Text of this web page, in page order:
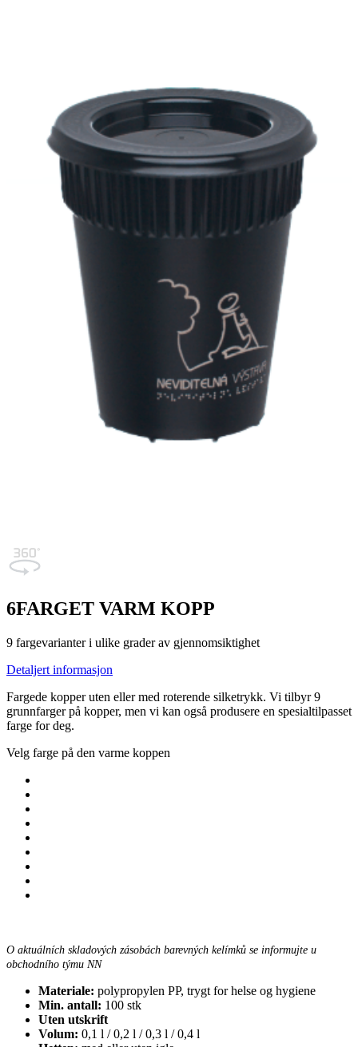
6FARGET VARM KOPP
9 fargevarianter i ulike grader av gjennomsiktighet
Detaljert informasjon
Fargede kopper uten eller med roterende silketrykk. Vi tilbyr 9
grunnfarger på kopper, men vi kan også produsere en spesialtilpasset
farge for deg.
Velg farge på den varme koppen
O aktuálních skladových zásobách barevných kelímků se informujte u
obchodního týmu NN
Materiale: polypropylen PP, trygt for helse og hygiene
Min. antall: 100 stk
Uten utskrift
Volum: 0,1 l / 0,2 l / 0,3 l / 0,4 l